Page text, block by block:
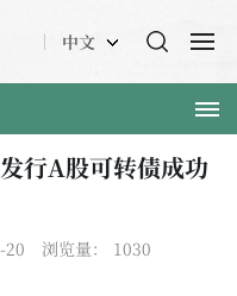
中文
行A股可转债成功
20 浏览量： 1030